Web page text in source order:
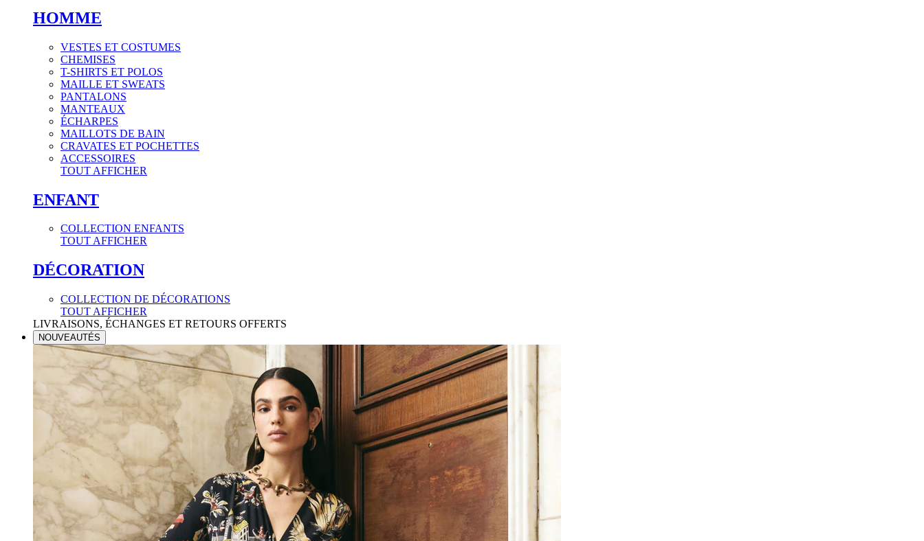
HOMME
VESTES ET COSTUMES
CHEMISES
T-SHIRTS ET POLOS
MAILLE ET SWEATS
PANTALONS
MANTEAUX
ÉCHARPES
MAILLOTS DE BAIN
CRAVATES ET POCHETTES
ACCESSOIRES
TOUT AFFICHER
ENFANT
COLLECTION ENFANTS
TOUT AFFICHER
DÉCORATION
COLLECTION DE DÉCORATIONS
TOUT AFFICHER
LIVRAISONS, ÉCHANGES ET RETOURS OFFERTS
NOUVEAUTÉS